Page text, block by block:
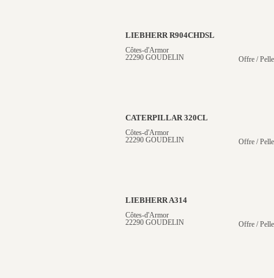
LIEBHERR R904CHDSL
Côtes-d'Armor
22290 GOUDELIN
Offre /
CATERPILLAR 320CL
Côtes-d'Armor
22290 GOUDELIN
Offre /
LIEBHERR A314
Côtes-d'Armor
22290 GOUDELIN
Offre /